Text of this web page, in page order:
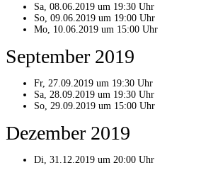
Sa, 08.06.2019 um 19:30 Uhr
So, 09.06.2019 um 19:00 Uhr
Mo, 10.06.2019 um 15:00 Uhr
September 2019
Fr, 27.09.2019 um 19:30 Uhr
Sa, 28.09.2019 um 19:30 Uhr
So, 29.09.2019 um 15:00 Uhr
Dezember 2019
Di, 31.12.2019 um 20:00 Uhr